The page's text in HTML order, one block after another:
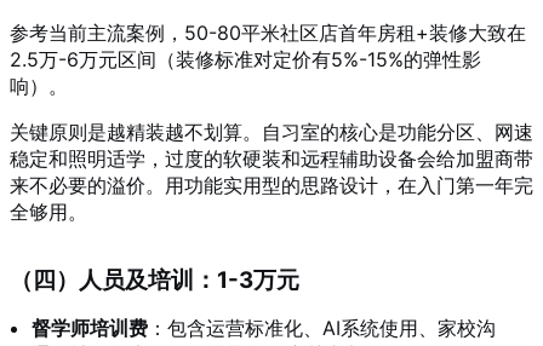
参考当前主流案例，50-80平米社区店首年房租+装修大致在
2.5万-6万元区间（装修标准对定价有5%-15%的弹性影
响）。
关键原则是越精装越不划算。自习室的核心是功能分区、网速
稳定和照明适学，过度的软硬装和远程辅助设备会给加盟商带
来不必要的溢价。用功能实用型的思路设计，在入门第一年完
全够用。
（四）人员及培训：1-3万元
督学师培训费 ：包含运营标准化、AI系统使用、家校沟